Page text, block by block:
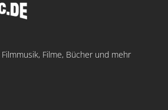
Filme, Bücher und mehr